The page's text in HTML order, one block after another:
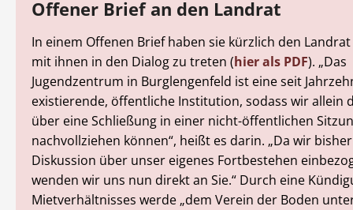
Offener Brief an den Landrat
In einem Offenen Brief haben sie kürzlich den
mit ihnen in den Dialog zu treten (hier als PDF). „Das
Jugendzentrum in Burglengenfeld ist eine seit
existierende, öffentliche Institution, sodass wir allein
über eine Schließung in einer nicht-öffentlichen
nachvollziehen können“, heißt es darin. „Da wir
Diskussion über unser eigenes Fortbestehen
wenden wir uns nun direkt an Sie.“ Durch eine
Mietverhältnisses werde „dem Verein der Boden